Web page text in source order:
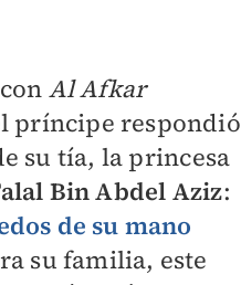
Al Afkar
príncipe respondió
su tía, la princesa
Bin Abdel Aziz:
de su mano
su familia, este